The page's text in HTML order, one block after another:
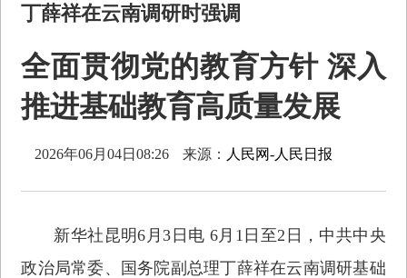
丁薛祥在云南调研时强调
全面贯彻党的教育方针 深入
推进基础教育高质量发展
2026年06月04日08:26 来源： 人民网-人民日报
新华社昆明6月3日电 6月1日至2日，中共中央
政治局常委、国务院副总理丁薛祥在云南调研基础